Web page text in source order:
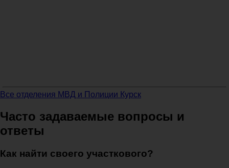
Все отделения МВД и Полиции Курск
Часто задаваемые вопросы и
ответы
Как найти своего участкового?